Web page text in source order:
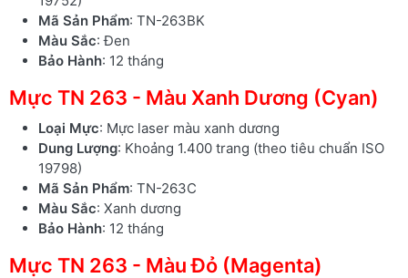
Mã Sản Phẩm: TN-263BK
Màu Sắc: Đen
Bảo Hành: 12 tháng
Mực TN 263 - Màu Xanh Dương (Cyan)
Loại Mực: Mực laser màu xanh dương
Dung Lượng: Khoảng 1.400 trang (theo tiêu chuẩn ISO
19798)
Mã Sản Phẩm: TN-263C
Màu Sắc: Xanh dương
Bảo Hành: 12 tháng
Mực TN 263 - Màu Đỏ (Magenta)